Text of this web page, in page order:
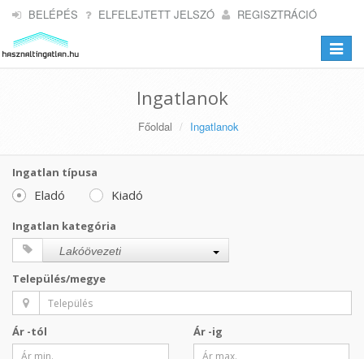
BELÉPÉS ELFELEJTETT JELSZÓ REGISZTRÁCIÓ
Toggle
Ingatlanok
Főoldal Ingatlanok
Ingatlan típusa
Eladó Kiadó
Ingatlan kategória
Lakóövezeti
Település/megye
Ár -tól Ár -ig